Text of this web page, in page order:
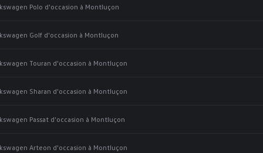
Polo d'occasion à Montluçon
Golf d'occasion à Montluçon
Touran d'occasion à Montluçon
Sharan d'occasion à Montluçon
Passat d'occasion à Montluçon
Arteon d'occasion à Montluçon